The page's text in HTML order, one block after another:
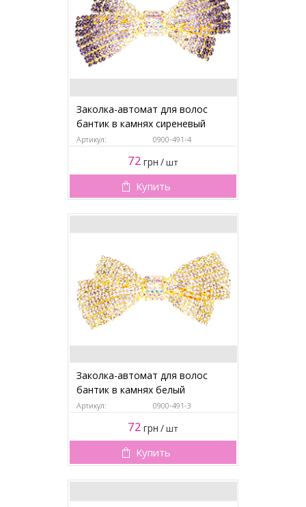
Заколка-автомат для волос
бантик в камнях сиреневый
Артикул: 0900-491-4
72 грн /шт
Купить
Заколка-автомат для волос
бантик в камнях белый
Артикул: 0900-491-3
72 грн /шт
Купить